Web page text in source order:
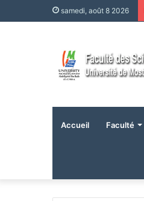
samedi, août 8 2026
Accueil Faculté